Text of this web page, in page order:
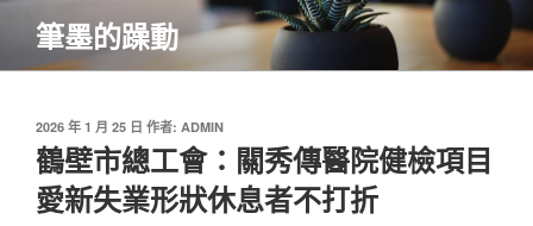
主
筆墨的躁動
發
佈
於
2026 年 1 月 25 日 作者: ADMIN
鶴壁市總工會：關秀傳醫院健檢項目
愛新失業形狀休息者不打折